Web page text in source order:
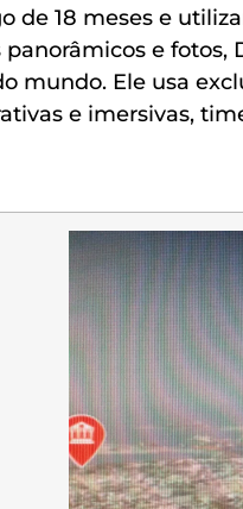
de 18 meses e
panorâmicos e
mundo. Ele usa
e imersivas,